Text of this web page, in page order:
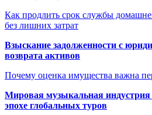
Как продлить срок службы
без лишних затрат
Взыскание задолженности с
возврата активов
Почему оценка имущества важна
Мировая музыкальная индустрия
эпохе глобальных туров